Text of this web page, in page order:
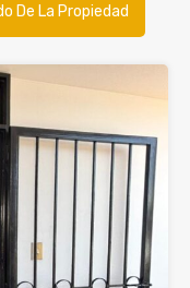
De La Propiedad